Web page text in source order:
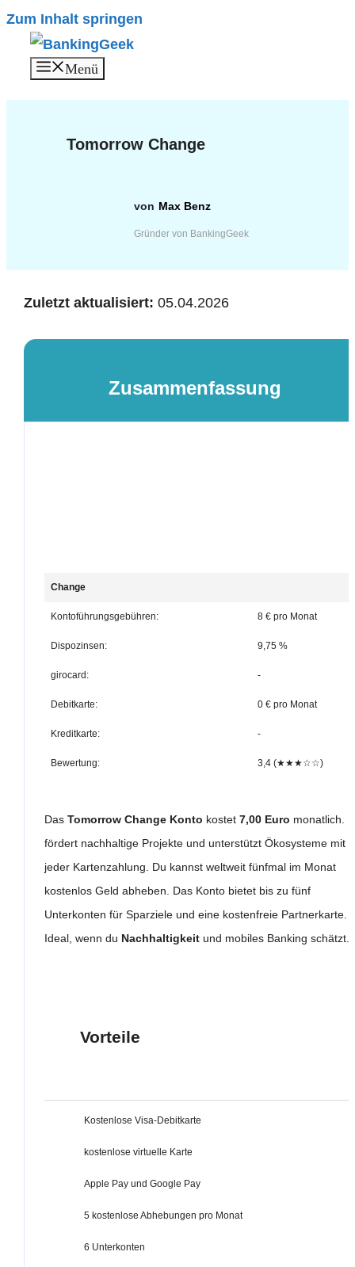
Zum Inhalt springen
Menü
Tomorrow Change
Max Benz
Gründer von BankingGeek
Zuletzt aktualisiert: 05.04.2026
Zusammenfassung
Das Tomorrow Change Konto kostet 7,00 Euro monatlich.
fördert nachhaltige Projekte und unterstützt Ökosysteme mit
jeder Kartenzahlung. Du kannst weltweit fünfmal im Monat
kostenlos Geld abheben. Das Konto bietet bis zu fünf
Unterkonten für Sparziele und eine kostenfreie Partnerkarte.
Ideal, wenn du Nachhaltigkeitund mobiles Banking schätzt.
Vorteile
Kostenlose Visa-Debitkarte
kostenlose virtuelle Karte
Apple Pay und Google Pay
5 kostenlose Abhebungen pro Monat
6 Unterkonten
Change
Kontoführungsgebühren: 8 € pro Monat
Dispozinsen: 9,75 %
girocard: -
Debitkarte: 0 € pro Monat
Kreditkarte: -
Bewertung: 3,4 (★★★☆☆)